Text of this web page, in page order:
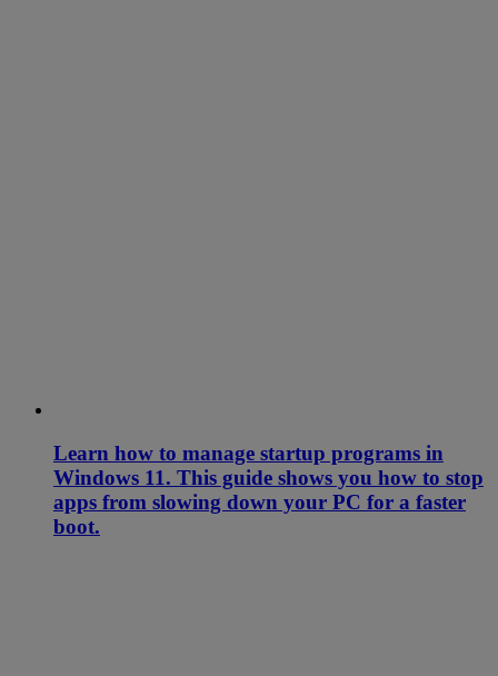
Learn how to manage startup programs in
Windows 11. This guide shows you how to stop
apps from slowing down your PC for a faster
boot.